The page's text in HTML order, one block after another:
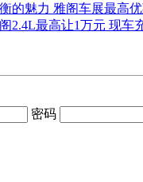
的魅力 雅阁车展最高
2.4L最高让1万元 现车
密码